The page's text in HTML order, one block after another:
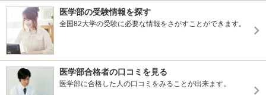
医学部の受験情報を探す
全国82大学の受験に必要な情報をさがすことができます。
医学部合格者の口コミを見る
医学部に合格した人の口コミをみることが出来ます。